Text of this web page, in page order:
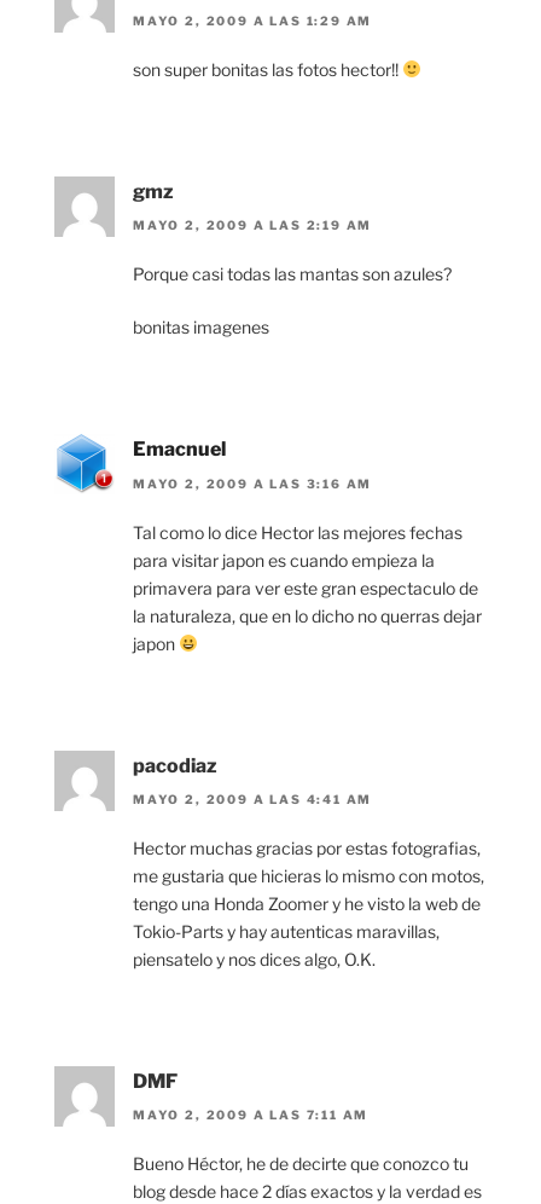
MAYO 2, 2009 A LAS 1:29 AM
son super bonitas las fotos hector!!
gmz
MAYO 2, 2009 A LAS 2:19 AM
Porque casi todas las mantas son azules?
bonitas imagenes
Emacnuel
MAYO 2, 2009 A LAS 3:16 AM
Tal como lo dice Hector las mejores fechas
para visitar japon es cuando empieza la
primavera para ver este gran espectaculo de
la naturaleza, que en lo dicho no querras dejar
japon
pacodiaz
MAYO 2, 2009 A LAS 4:41 AM
Hector muchas gracias por estas fotografias,
me gustaria que hicieras lo mismo con motos,
tengo una Honda Zoomer y he visto la web de
Tokio-Parts y hay autenticas maravillas,
piensatelo y nos dices algo, O.K.
DMF
MAYO 2, 2009 A LAS 7:11 AM
Bueno Héctor, he de decirte que conozco tu
blog desde hace 2 días exactos y la verdad es